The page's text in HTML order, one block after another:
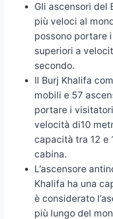
Gli ascensori del
più veloci al
possono portare
superiori a
secondo.
Il Burj Khalifa
mobili e 57
portare i
velocità di10
capacità tra 12 e
cabina.
L’ascensore
Khalifa ha una
è considerato
più lungo del